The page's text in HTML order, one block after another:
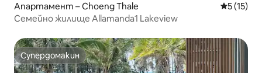
Апартамент – Choeng Thale Средна
5 (15)
Семейно жилище Allamanda1 Lakeview
Супердомакин
Супердомакин